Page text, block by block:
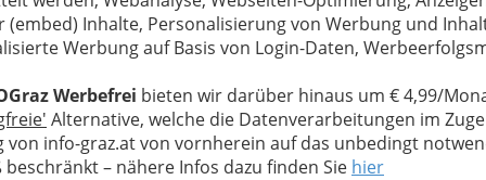
(embed) Inhalte, Personalisierung von Werbung und
Werbung auf Basis von Login-Daten,
Werbefrei bieten wir darüber hinaus um € 4,99/
Alternative, welche die Datenverarbeitungen im
von info-graz.at von vornherein auf das unbedingt
beschränkt – nähere Infos dazu finden Sie hier
Meine Nachricht